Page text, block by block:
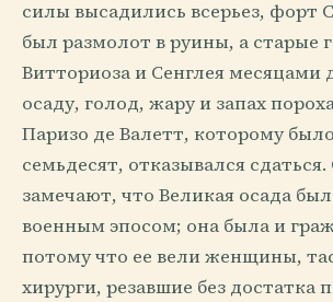
силы высадились всерьез, форт
был размолот в руины, а старые
Витториоза и Сенглея месяцами
осаду, голод, жару и запах
Паризо де Валетт, которому
семьдесят, отказывался
замечают, что Великая осада
военным эпосом; она была и
потому что ее вели женщины,
хирурги, резавшие без достатка